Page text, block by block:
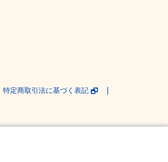
特定商取引法に基づく表記